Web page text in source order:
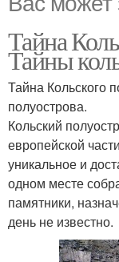
Тайна
Тайны
Тайна Кольского
полуострова.
Кольский
европейской
уникальное и
одном месте
памятники,
день не известно.